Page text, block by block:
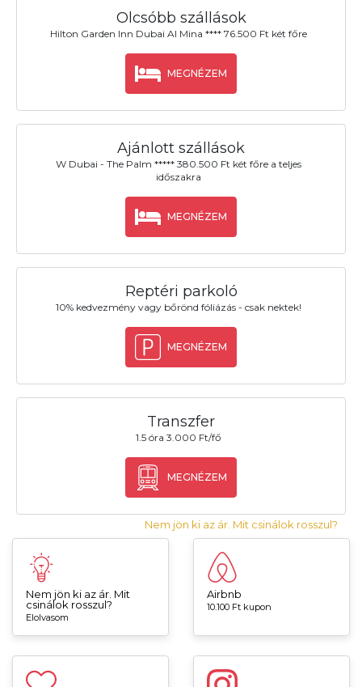
Olcsóbb szállások
Hilton Garden Inn Dubai Al Mina **** 76.500 Ft két főre
MEGNÉZEM
Ajánlott szállások
W Dubai - The Palm ***** 380.500 Ft két főre a teljes
időszakra
MEGNÉZEM
Reptéri parkoló
10% kedvezmény vagy bőrönd fóliázás - csak nektek!
MEGNÉZEM
Transzfer
1.5 óra 3.000 Ft/fő
MEGNÉZEM
Nem jön ki az ár. Mit csinálok rosszul?
Nem jön ki az ár. Mit
csinálok rosszul?
Elolvasom
Airbnb
10.100 Ft kupon